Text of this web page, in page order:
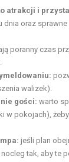
atrakcji i
dnia oraz
poranny czas
walizek).
gości: warto
w pokojach),
jeśli plan
tak, aby te